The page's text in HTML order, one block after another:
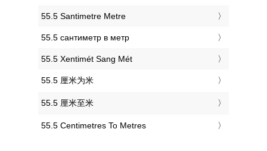
‎55.5 Santimetre Metre
‎55.5 сантиметр в метр
‎55.5 Xentimét Sang Mét
‎55.5 厘米为米
‎55.5 厘米至米
‎55.5 Centimetres To Metres